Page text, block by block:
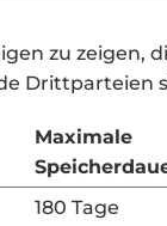
zu zeigen,
Drittparteien
Maximale
180 Tage